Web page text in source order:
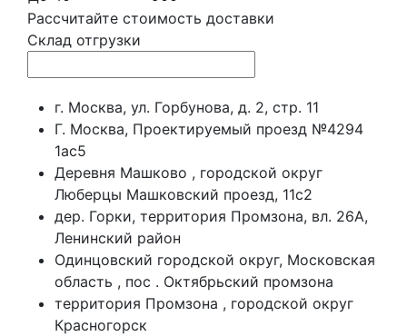
Рассчитайте стоимость доставки
Склад отгрузки
г. Москва, ул. Горбунова, д. 2, стр. 11
Г. Москва, Проектируемый проезд №4294
1ас5
Деревня Машково , городской округ
Люберцы Машковский проезд, 11с2
дер. Горки, территория Промзона, вл. 26А,
Ленинский район
Одинцовский городской округ, Московская
область , пос . Октябрьский промзона
территория Промзона , городской округ
Красногорск